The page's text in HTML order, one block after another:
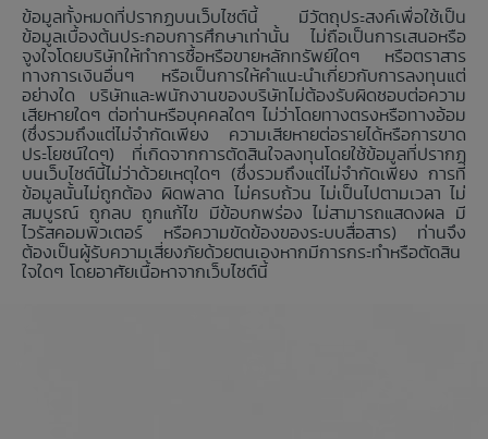
ข้อมูลทั้งหมดที่ปรากฏบนเว็บไซต์นี้ มีวัตถุประสงค์เพื่อใช้เป็น
ข้อมูลเบื้องต้นประกอบการศึกษาเท่านั้น ไม่ถือเป็นการเสนอหรือ
จูงใจโดยบริษัทให้ทำการซื้อหรือขายหลักทรัพย์ใดๆ หรือตราสาร
ทางการเงินอื่นๆ หรือเป็นการให้คำแนะนำเกี่ยวกับการลงทุนแต่
อย่างใด บริษัทและพนักงานของบริษัทไม่ต้องรับผิดชอบต่อความ
เสียหายใดๆ ต่อท่านหรือบุคคลใดๆ ไม่ว่าโดยทางตรงหรือทางอ้อม
(ซึ่งรวมถึงแต่ไม่จำกัดเพียง ความเสียหายต่อรายได้หรือการขาด
ประโยชน์ใดๆ) ที่เกิดจากการตัดสินใจลงทุนโดยใช้ข้อมูลที่ปรากฏ
บนเว็บไซต์นี้ไม่ว่าด้วยเหตุใดๆ (ซึ่งรวมถึงแต่ไม่จำกัดเพียง การที่
ข้อมูลนั้นไม่ถูกต้อง ผิดพลาด ไม่ครบถ้วน ไม่เป็นไปตามเวลา ไม่
สมบูรณ์ ถูกลบ ถูกแก้ไข มีข้อบกพร่อง ไม่สามารถแสดงผล มี
ไวรัสคอมพิวเตอร์ หรือความขัดข้องของระบบสื่อสาร) ท่านจึง
ต้องเป็นผู้รับความเสี่ยงภัยด้วยตนเองหากมีการกระทำหรือตัดสิน
ใจใดๆ โดยอาศัยเนื้อหาจากเว็บไซต์นี้